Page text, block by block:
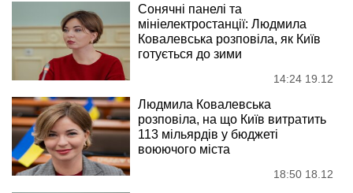
Сонячні панелі та
мініелектростанції: Людмила
Ковалевська розповіла, як Київ
готується до зими
14:24 19.12
Людмила Ковалевська
розповіла, на що Київ витратить
113 мільярдів у бюджеті
воюючого міста
18:50 18.12